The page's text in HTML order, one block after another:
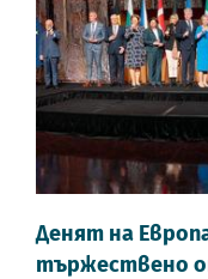
Денят на
тържествено